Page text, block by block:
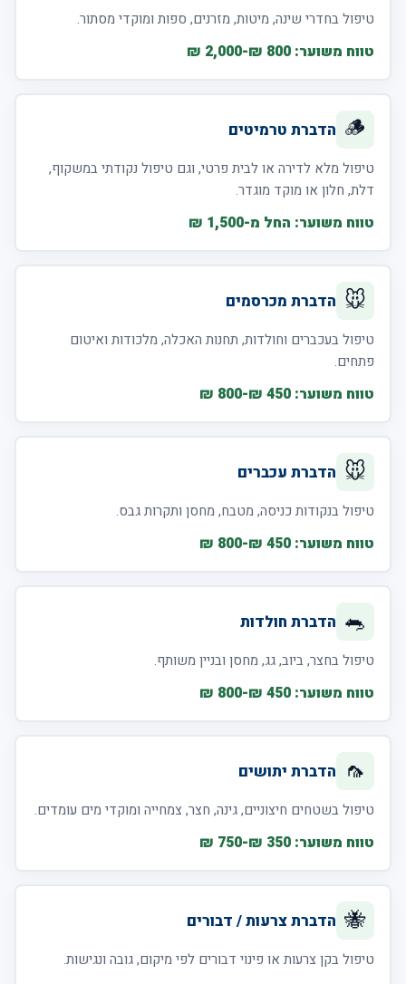
טיפול בחדרי שינה, מיטות, מזרנים, ספות ומוקדי מסתור.
טווח משוער: 800 ₪-2,000 ₪
🪵 הדברת טרמיטים
טיפול מלא לדירה או לבית פרטי, וגם טיפול נקודתי במשקוף,
דלת, חלון או מוקד מוגדר.
טווח משוער: החל מ-1,500 ₪
🐭 הדברת מכרסמים
טיפול בעכברים וחולדות, תחנות האכלה, מלכודות ואיטום
פתחים.
טווח משוער: 450 ₪-800 ₪
🐭 הדברת עכברים
טיפול בנקודות כניסה, מטבח, מחסן ותקרות גבס.
טווח משוער: 450 ₪-800 ₪
🐀 הדברת חולדות
טיפול בחצר, ביוב, גג, מחסן ובניין משותף.
טווח משוער: 450 ₪-800 ₪
🦟 הדברת יתושים
טיפול בשטחים חיצוניים, גינה, חצר, צמחייה ומוקדי מים עומדים.
טווח משוער: 350 ₪-750 ₪
🐝 הדברת צרעות / דבורים
טיפול בקן צרעות או פינוי דבורים לפי מיקום, גובה ונגישות.